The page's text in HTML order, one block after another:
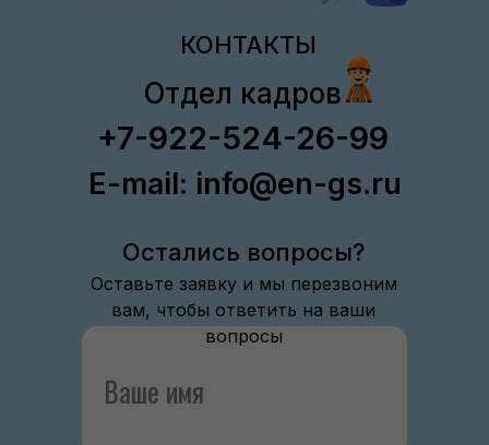
Остались вопросы?
Оставьте заявку и мы перезвоним
вам, чтобы ответить на ваши
вопросы
КОНТАКТЫ
Отдел кадров
E-mail: info@en-gs.ru
+7-922-524-26-99